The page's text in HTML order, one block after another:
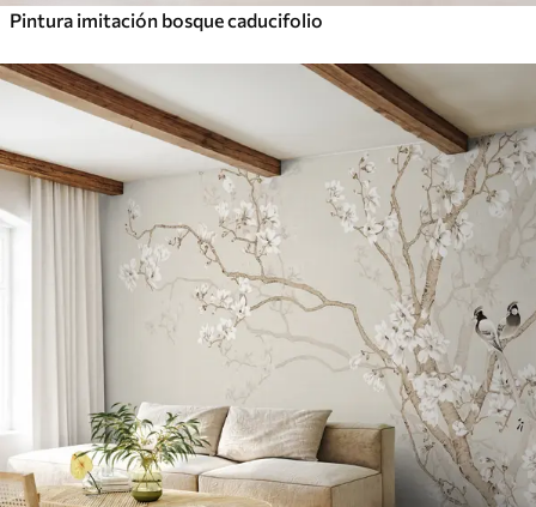
Pintura imitación bosque caducifolio